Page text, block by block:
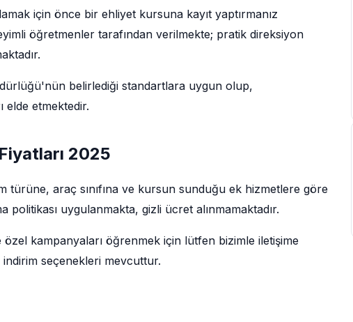
için önce bir ehliyet kursuna kayıt yaptırmanız
öğretmenler tarafından verilmekte; pratik direksiyon
belirlediği standartlara uygun olup,
elde etmektedir.
2025
türüne, araç sınıfına ve kursun sunduğu ek hizmetlere göre
uygulanmakta, gizli ücret alınmamaktadır.
özel kampanyaları öğrenmek için lütfen bizimle iletişime
seçenekleri mevcuttur.